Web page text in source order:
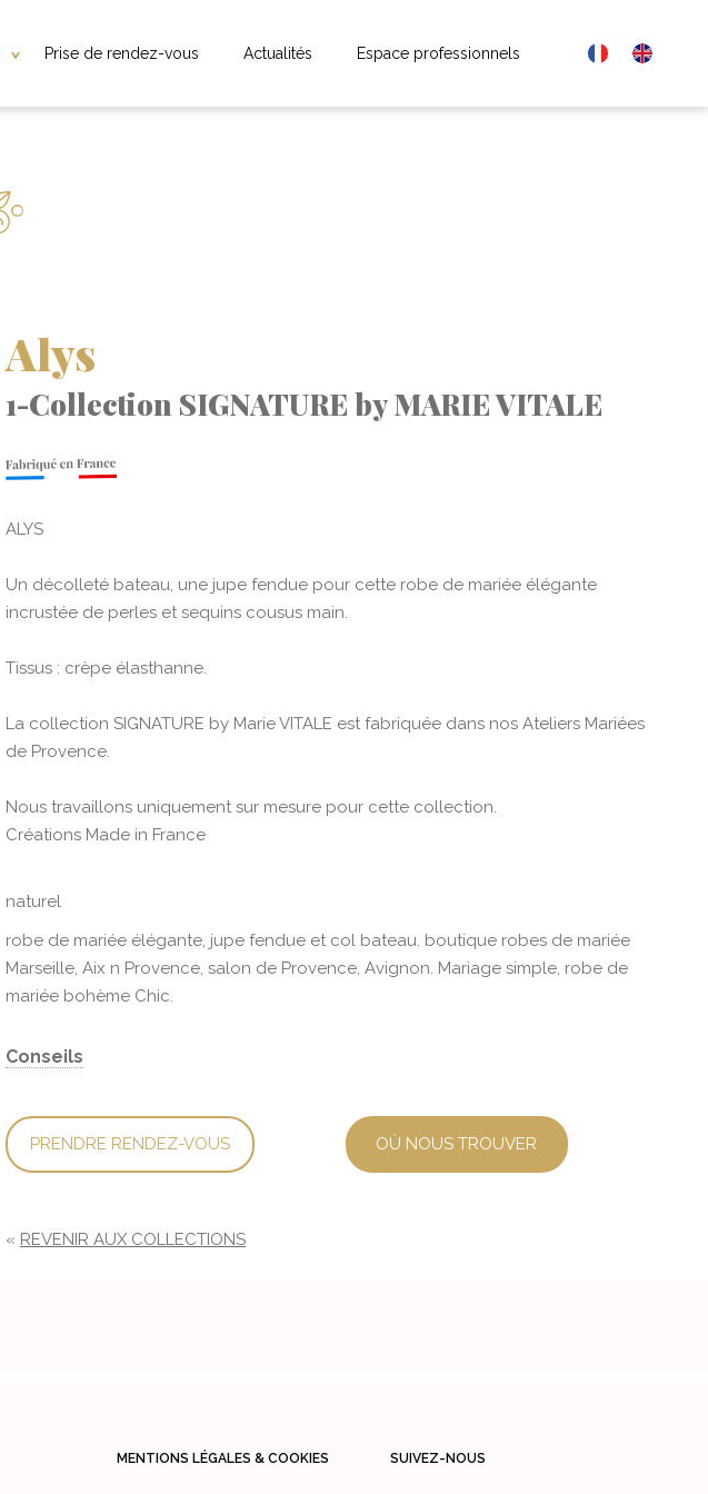
Prise de rendez-vous Actualités Espace professionnels
Alys
1-Collection SIGNATURE by MARIE VITALE
ALYS
Un décolleté bateau, une jupe fendue pour cette robe de mariée élégante
incrustée de perles et sequins cousus main.
Tissus : crèpe élasthanne.
La collection SIGNATURE by Marie VITALE est fabriquée dans nos Ateliers Mariées
de Provence.
Nous travaillons uniquement sur mesure pour cette collection.
Créations Made in France
naturel
robe de mariée élégante, jupe fendue et col bateau. boutique robes de mariée
Marseille, Aix n Provence, salon de Provence, Avignon. Mariage simple, robe de
mariée bohème Chic.
Conseils
PRENDRE RENDEZ-VOUS OÙ NOUS TROUVER
« REVENIR AUX COLLECTIONS
MENTIONS LÉGALES & COOKIES SUIVEZ-NOUS